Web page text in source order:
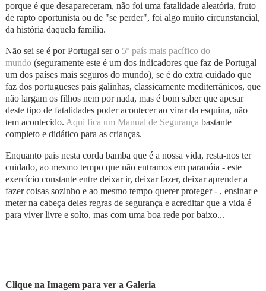
porque é que desapareceram, não foi uma fatalidade aleatória, fruto
de rapto oportunista ou de "se perder", foi algo muito circunstancial,
da história daquela família.
Não sei se é por Portugal ser o 5º país mais pacífico do
mundo(seguramente este é um dos indicadores que faz de Portugal
um dos países mais seguros do mundo), se é do extra cuidado que
faz dos portugueses pais galinhas, classicamente mediterrânicos, que
não largam os filhos nem por nada, mas é bom saber que apesar
deste tipo de fatalidades poder acontecer ao virar da esquina, não
tem acontecido. Aqui fica um Manual de Segurançabastante
completo e didático para as crianças.
Enquanto pais nesta corda bamba que é a nossa vida, resta-nos ter
cuidado, ao mesmo tempo que não entramos em paranóia - este
exercício constante entre deixar ir, deixar fazer, deixar aprender a
fazer coisas sozinho e ao mesmo tempo querer proteger - , ensinar e
meter na cabeça deles regras de segurança e acreditar que a vida é
para viver livre e solto, mas com uma boa rede por baixo...
Clique na Imagem para ver a Galeria